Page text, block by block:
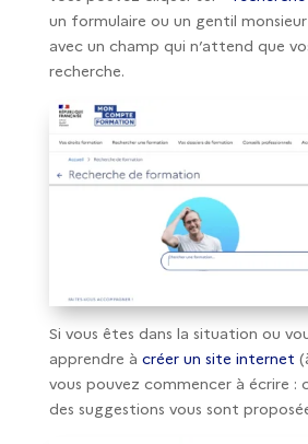
un formulaire ou un gentil
avec un champ qui n’attend que
recherche.
Si vous êtes dans la situation ou
apprendre à créer un site internet
vous pouvez commencer à écrire :
des suggestions vous sont